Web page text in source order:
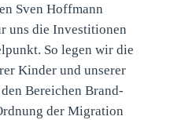
Sven Hoffmann
uns die Investitionen
So legen wir die
Kinder und unserer
Bereichen Brand-
der Migration